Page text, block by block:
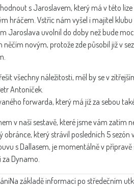
s Jaroslavem, který má v této
hráčem. Vstříc nám vyšel i majitel klubu
Jaroslava uvolnil do doby než bude
novým, protože zde působil již v
všechny náležitosti, měl by se v
Antoníček.
forwarda, který má již za sebou
v naší sestavě, které jsme vám zatím
obránce, který strávil posledních 5 sezón
s Dallasem, je momentálně v
Dynamo.
Na základě informací po středečním